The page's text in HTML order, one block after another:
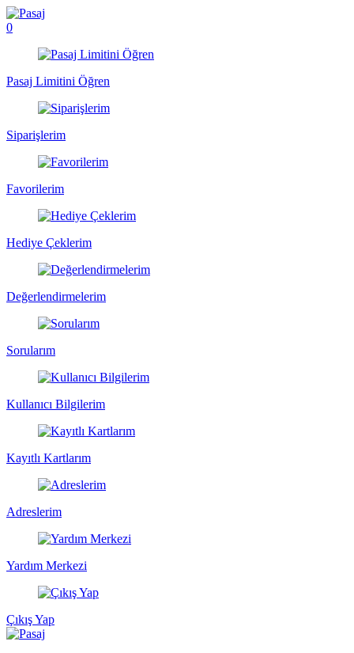
0
Pasaj Limitini Öğren
Siparişlerim
Favorilerim
Hediye Çeklerim
Değerlendirmelerim
Sorularım
Kullanıcı Bilgilerim
Kayıtlı Kartlarım
Adreslerim
Yardım Merkezi
Çıkış Yap